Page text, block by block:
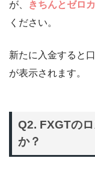
が、
きちんとゼロ
ください。
新たに入金すると
が表示されます。
Q2. FXGTの
か？